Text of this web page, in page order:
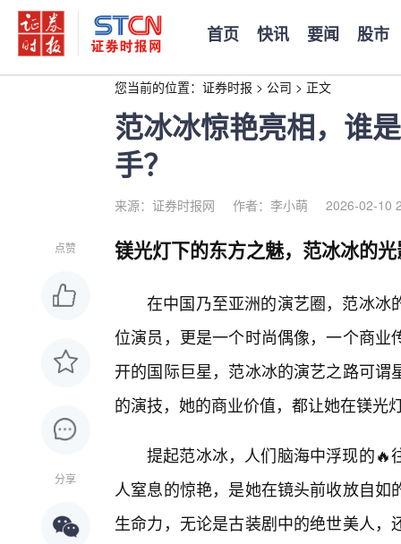
首页 快讯 要闻 股市
您当前的位置： 证券时报 > 公司 > 正文
范冰冰惊艳亮相，谁
手？
来源：证券时报网 作者：李小萌 2026-02-10
点赞
分享
镁光灯下的东方之魅，范冰冰的
在中国乃至亚洲的演艺圈，范冰冰
位演员，更是一个时尚偶像，一个商
开的国际巨星，范冰冰的演艺之路可
的演技，她的商业价值，都让她在镁光
提起范冰冰，人们脑海中浮现的🔥
人窒息的惊艳，是她在镜头前收放自
生命力，无论是古装剧中的绝世美人